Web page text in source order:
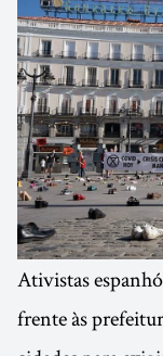
Ativistas
frente às